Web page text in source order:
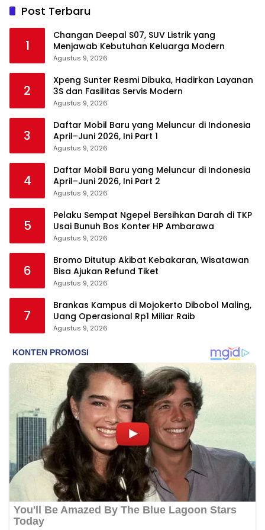
Post Terbaru
1
Changan Deepal S07, SUV Listrik yang
Menjawab Kebutuhan Keluarga Modern
Agustus 9, 2026
2
Xpeng Sunter Resmi Dibuka, Hadirkan Layanan
3S dan Fasilitas Servis Modern
Agustus 9, 2026
3
Daftar Mobil Baru yang Meluncur di Indonesia
April–Juni 2026, Ini Part 1
Agustus 9, 2026
4
Daftar Mobil Baru yang Meluncur di Indonesia
April–Juni 2026, Ini Part 2
Agustus 9, 2026
5
Pelaku Sempat Ngepel Bersihkan Darah di TKP
Usai Bunuh Bos Konter HP Ambarawa
Agustus 9, 2026
6
Bromo Ditutup Akibat Kebakaran, Wisatawan
Bisa Ajukan Refund Tiket
Agustus 9, 2026
7
Brankas Kampus di Mojokerto Dibobol Maling,
Uang Operasional Rp1 Miliar Raib
Agustus 9, 2026